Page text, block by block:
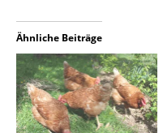
Ähnliche Beiträge